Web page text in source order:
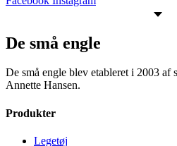
De små engle
De små engle blev etableret i 2003 af
Annette Hansen.
Produkter
Legetøj